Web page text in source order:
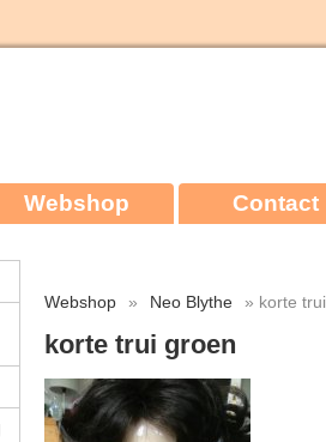
Webshop Contact
Webshop » Neo Blythe » korte
korte trui groen